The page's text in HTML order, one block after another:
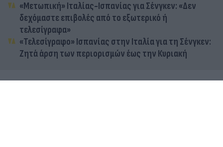
«Μετωπική» Ιταλίας-Ισπανίας για Σένγκεν: «Δεν
δεχόμαστε επιβολές από το εξωτερικό ή
τελεσίγραφα»
«Τελεσίγραφο» Ισπανίας στην Ιταλία για τη Σένγκεν:
Ζητά άρση των περιορισμών έως την Κυριακή